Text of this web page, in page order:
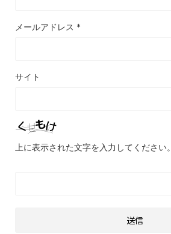
メールアドレス *
サイト
上に表示された文字を入力してください。